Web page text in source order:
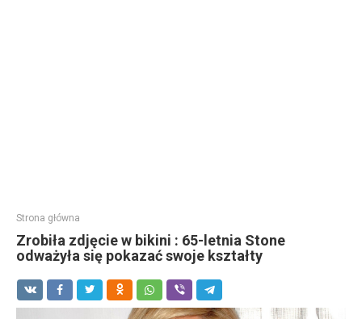
Strona główna
Zrobiła zdjęcie w bikini : 65-letnia Stone
odważyła się pokazać swoje kształty